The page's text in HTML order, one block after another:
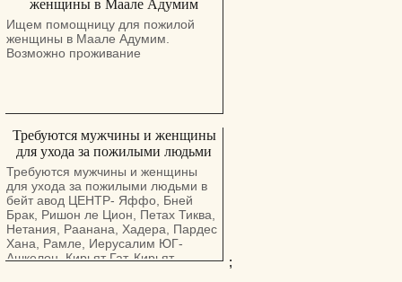
женщины в Маале Адумим
Ищем помощницу для пожилой
женщины в Маале Адумим.
Возможно проживание
Требуются мужчины и женщины
для ухода за пожилыми людьми
Требуются мужчины и женщины
для ухода за пожилыми людьми в
бейт авод ЦЕНТР- Яффо, Бней
Брак, Ришон ле Цион, Петах Тиква,
Нетания, Раанана, Хадера, Пардес
Хана, Рамле, Иерусалим ЮГ-
Ашкелон, Кирьят Гат, Кирьят
;